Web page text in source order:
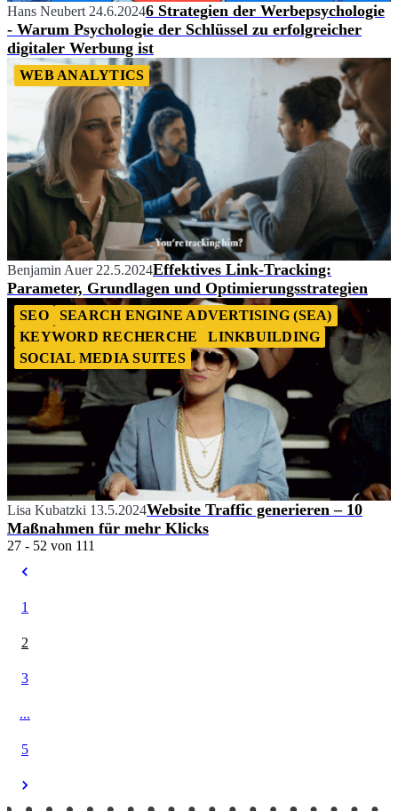
Hans Neubert 24.6.20246 Strategien der Werbepsychologie
- Warum Psychologie der Schlüssel zu erfolgreicher
digitaler Werbung ist
WEB ANALYTICS
Benjamin Auer 22.5.2024Effektives Link-Tracking:
Parameter, Grundlagen und Optimierungsstrategien
SEO
SEARCH ENGINE ADVERTISING (SEA)
KEYWORD RECHERCHE
LINKBUILDING
SOCIAL MEDIA SUITES
Lisa Kubatzki 13.5.2024Website Traffic generieren – 10
Maßnahmen für mehr Klicks
27 - 52 von 111
1
2
3
...
5